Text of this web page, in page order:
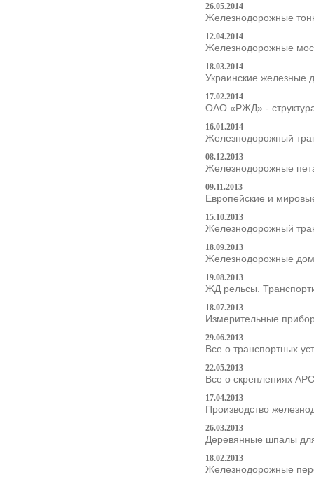
26.05.2014
Железнодорожные
12.04.2014
Железнодорожные
18.03.2014
Украинские железные
17.02.2014
ОАО «РЖД» -
16.01.2014
Железнодорожный
08.12.2013
Железнодорожные
09.11.2013
Европейские и
15.10.2013
Железнодорожный
18.09.2013
Железнодорожные
19.08.2013
ЖД рельсы.
18.07.2013
Измерительные
29.06.2013
Все о транспортных
22.05.2013
Все о скреплениях
17.04.2013
Производство
26.03.2013
Деревянные шпалы
18.02.2013
Железнодорожные